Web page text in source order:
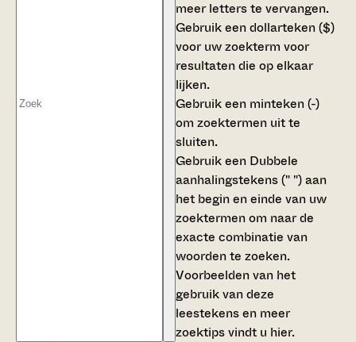
meer letters te vervangen.
Gebruik eendollarteken ($)
voor uw zoekterm voor
resultaten die op elkaar
lijken.
Gebruik een minteken (-)
om zoektermen uit te
sluiten.
Gebruik een Dubbele
aanhalingstekens (" ")aan
het begin en einde van uw
zoektermen om naar de
exacte combinatie van
woorden te zoeken.
Voorbeelden van het
gebruik van deze
leestekens en meer
zoektips vindt u hier.